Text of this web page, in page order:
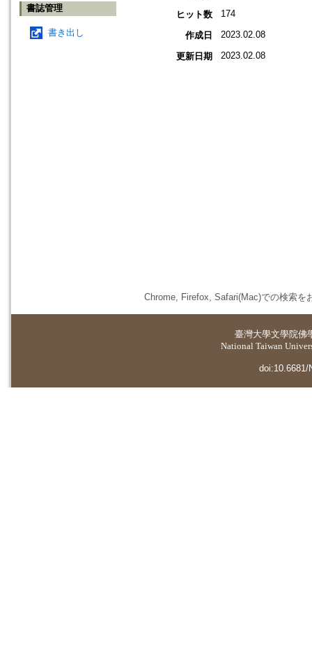
書誌管理
書き出し
ヒット数 174
作成日 2023.02.08
更新日期 2023.02.08
Chrome, Firefox, Safari(Mac)での検索を
臺灣大學文學院佛
National Taiwan
doi:10.6681/